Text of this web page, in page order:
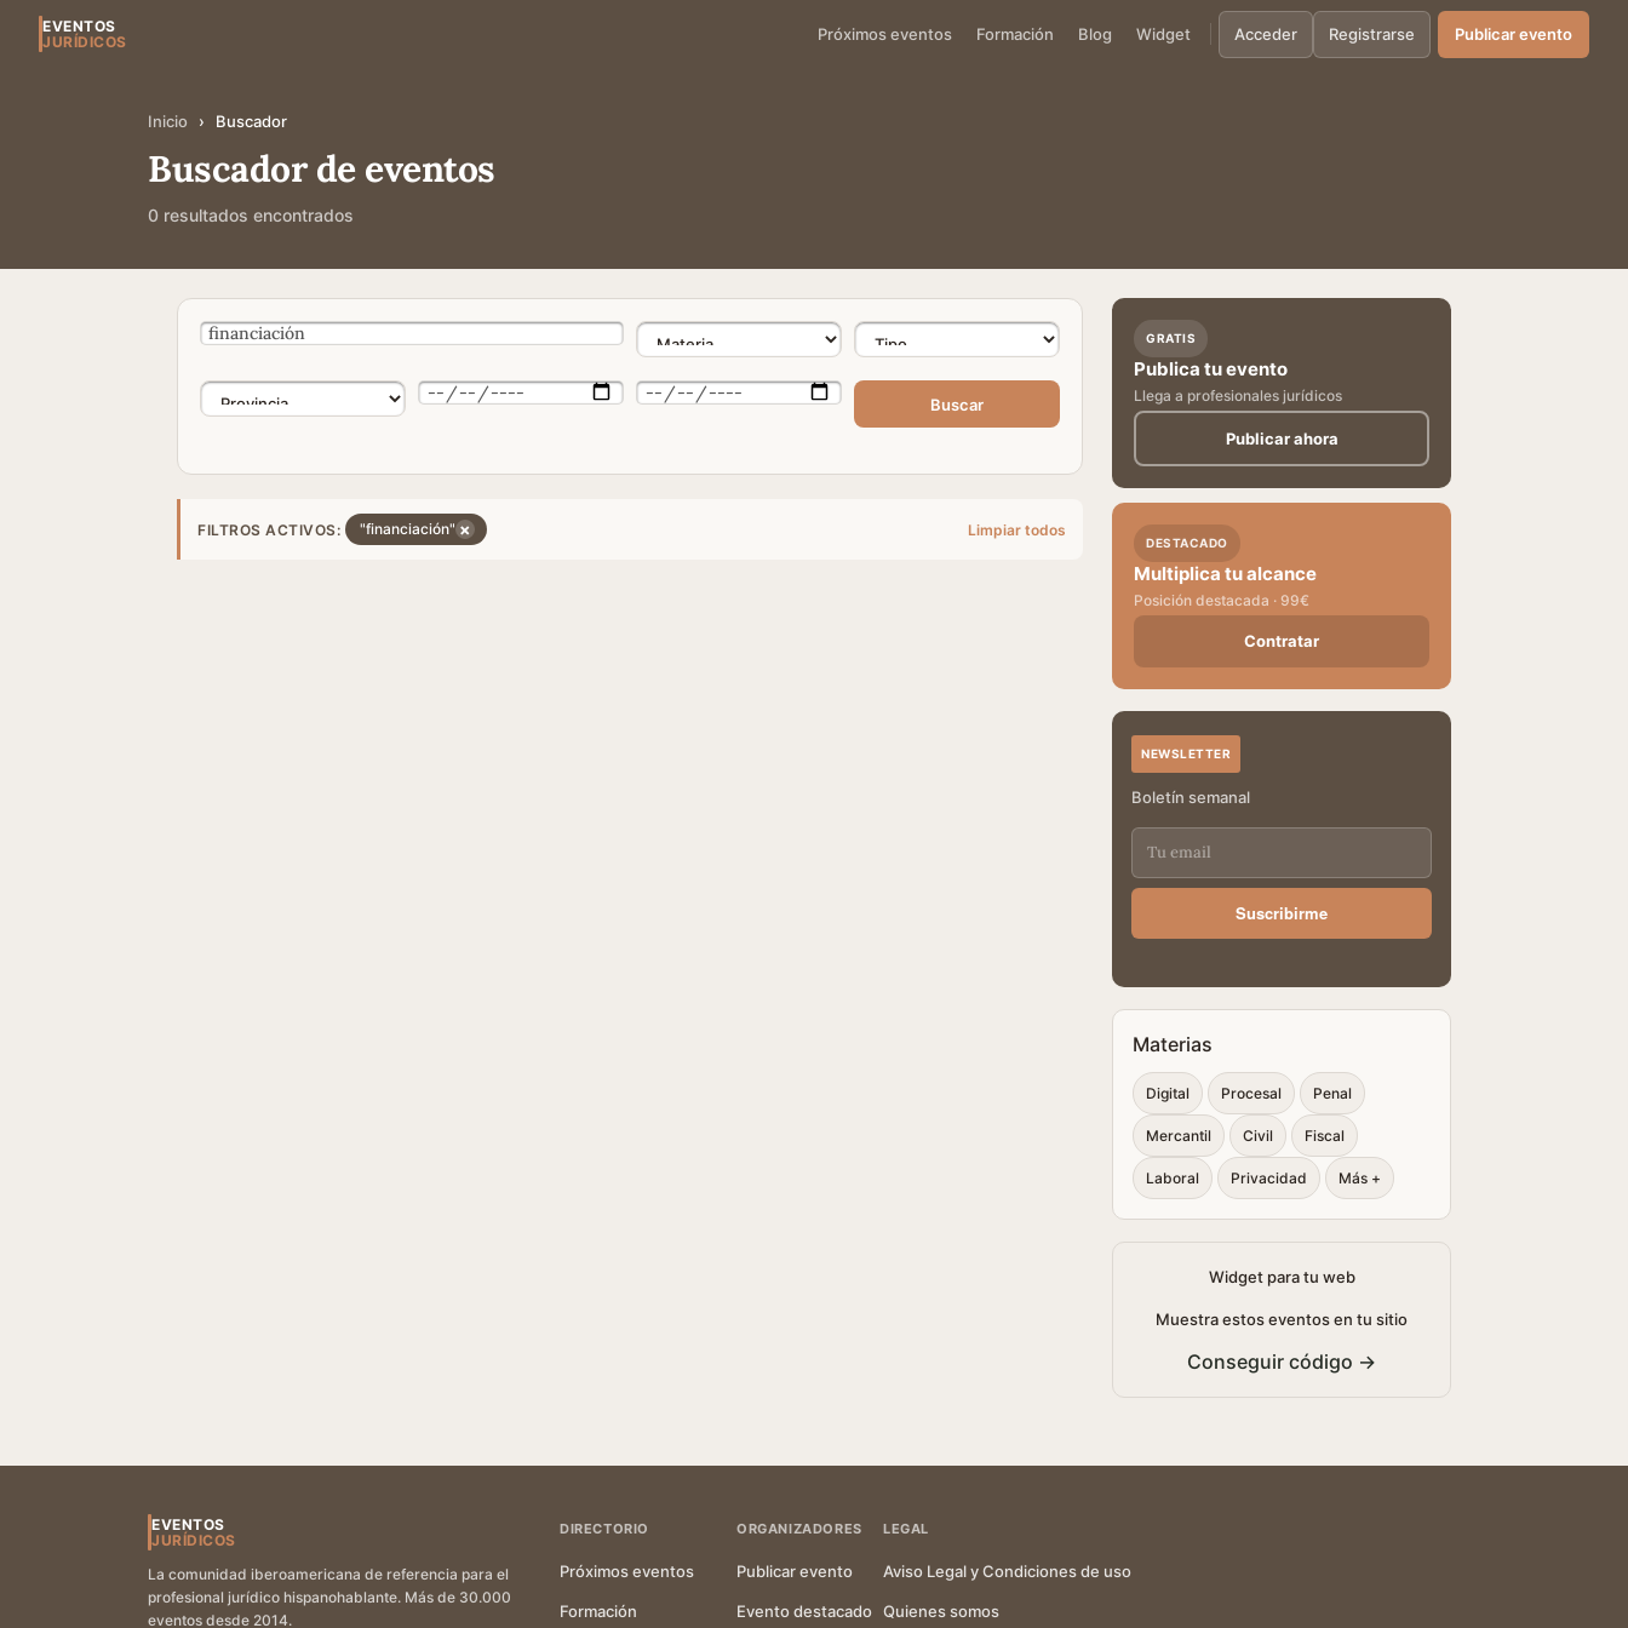
EVENTOS
JURÍDICOS
Próximos eventos Formación Blog Widget Acceder Registrarse Publicar evento
Inicio › Buscador
Buscador de eventos
0 resultados encontrados
Buscar
FILTROS ACTIVOS: "financiación" × Limpiar todos
GRATIS
Publica tu evento
Llega a profesionales jurídicos
Publicar ahora
DESTACADO
Multiplica tu alcance
Posición destacada · 99€
Contratar
NEWSLETTER
Boletín semanal
Suscribirme
Materias
Digital Procesal Penal
Mercantil Civil Fiscal
Laboral Privacidad Más +
Widget para tu web
Muestra estos eventos en tu sitio
Conseguir código →
EVENTOS
JURÍDICOS
La comunidad iberoamericana de referencia para el
profesional jurídico hispanohablante. Más de 30.000
eventos desde 2014.
DIRECTORIO
Próximos eventos
Formación
ORGANIZADORES
Publicar evento
Evento destacado
LEGAL
Aviso Legal y Condiciones de uso
Quienes somos